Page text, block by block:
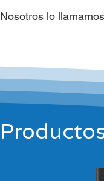
Nosotros lo